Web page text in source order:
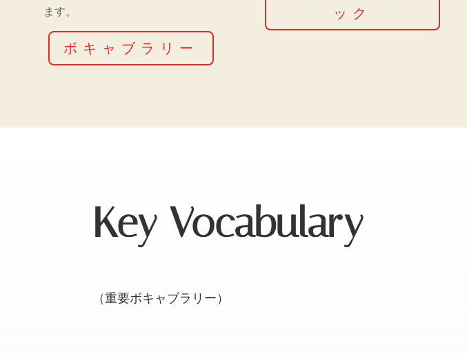
ます。
ボキャブラリー
ック
Key Vocabulary
（重要ボキャブラリー）